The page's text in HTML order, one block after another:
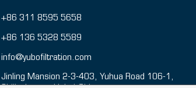
+86 311 8595 5658
+86 136 5328 5589
info@yubofiltration.com
Jinling Mansion 2-3-403, Yuhua Road 106-1,